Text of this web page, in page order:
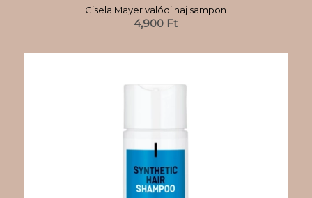
Gisela Mayer valódi haj sampon
4,900 Ft